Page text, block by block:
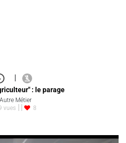
|
: le parage
Autre Métier
vues
8